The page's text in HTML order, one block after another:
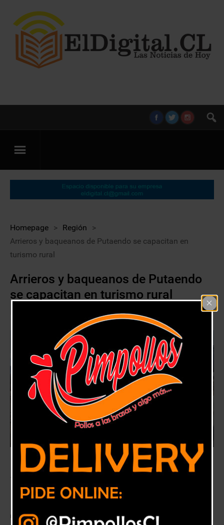
Homepage > Región
>
Arrieros y baqueanos de Putaendo se capacitan en
turismo rural
Arrieros y baqueanos de Putaendo
se capacitan en turismo rural
Curso que se realizó a través del convenio INDAP – SENCE benefició a
18 usuarios del Programa Prodesal de INDAP de la zona
nuestra cordillera. El término arriero proviene del verbo arrear, que